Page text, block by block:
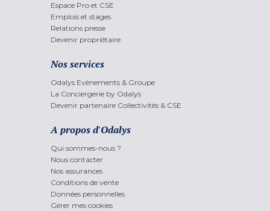
Espace Pro et CSE
Emplois et stages
Relations presse
Devenir propriétaire
Nos services
Odalys Evènements & Groupe
La Conciergerie by Odalys
Devenir partenaire Collectivités & CSE
A propos d'Odalys
Qui sommes-nous ?
Nous contacter
Nos assurances
Conditions de vente
Données personnelles
Gérer mes cookies